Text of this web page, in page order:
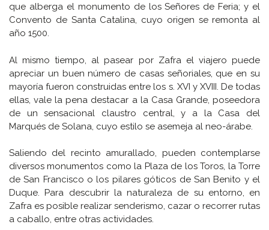
que alberga el monumento de los Señores de Feria; y el
Convento de Santa Catalina, cuyo origen se remonta al
año 1500.
Al mismo tiempo, al pasear por Zafra el viajero puede
apreciar un buen número de casas señoriales, que en su
mayoría fueron construidas entre los s. XVI y XVIII. De todas
ellas, vale la pena destacar a la Casa Grande, poseedora
de un sensacional claustro central, y a la Casa del
Marqués de Solana, cuyo estilo se asemeja al neo-árabe.
Saliendo del recinto amurallado, pueden contemplarse
diversos monumentos como la Plaza de los Toros, la Torre
de San Francisco o los pilares góticos de San Benito y el
Duque. Para descubrir la naturaleza de su entorno, en
Zafra es posible realizar senderismo, cazar o recorrer rutas
a caballo, entre otras actividades.